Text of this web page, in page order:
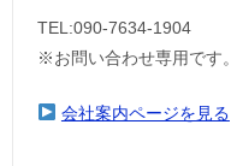
TEL:090-7634-1904
※お問い合わせ専用です。
会社案内ページを見る